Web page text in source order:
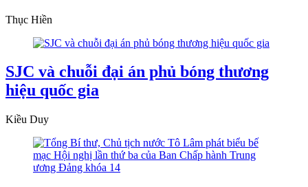
Thục Hiền
SJC và chuỗi đại án phủ bóng thương
hiệu quốc gia
Kiều Duy